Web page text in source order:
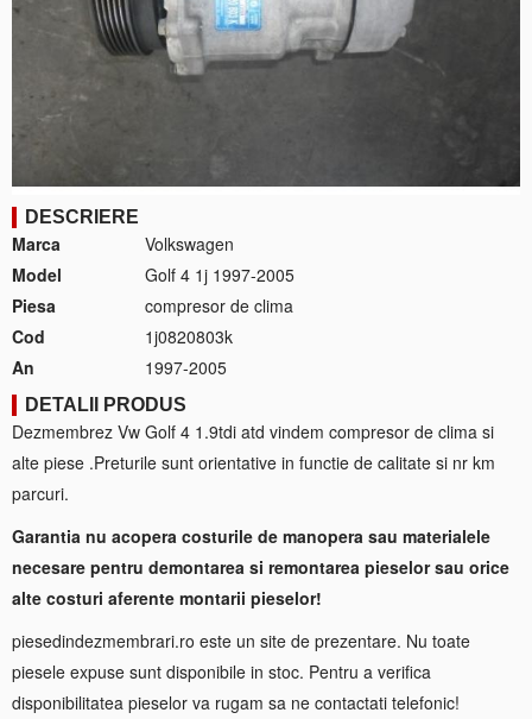
DESCRIERE
Marca
Volkswagen
Model
Golf 4 1j 1997-2005
Piesa
compresor de clima
Cod
1j0820803k
An
1997-2005
DETALII PRODUS
Dezmembrez Vw Golf 4 1.9tdi atd vindem compresor de clima si
alte piese .Preturile sunt orientative in functie de calitate si nr km
parcuri.
Garantia nu acopera costurile de manopera sau materialele
necesare pentru demontarea si remontarea pieselor sau orice
alte costuri aferente montarii pieselor!
piesedindezmembrari.ro este un site de prezentare. Nu toate
piesele expuse sunt disponibile in stoc. Pentru a verifica
disponibilitatea pieselor va rugam sa ne contactati telefonic!